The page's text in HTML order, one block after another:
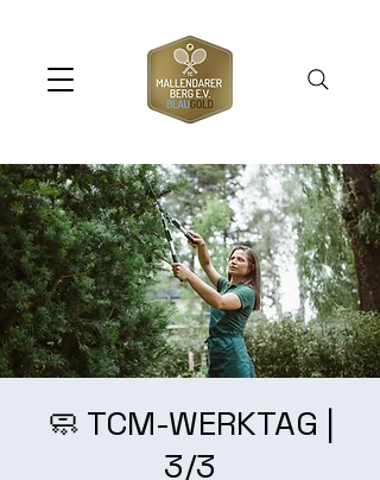
🧼 TCM-WERKTAG |
3/3